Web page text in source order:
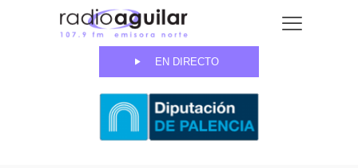
EN DIRECTO